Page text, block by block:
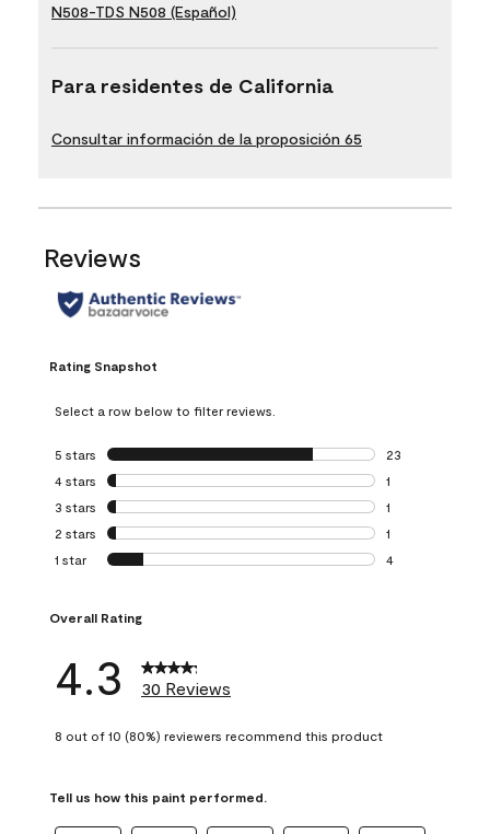
N508-TDS N508 (Español)
Para residentes de California
Consultar información de la proposición 65
Reviews
Rating Snapshot
Select a row below to filter reviews.
5 stars stars
23
23 reviews with
4 stars stars
1
1 review with 4
3 stars stars
1
1 review with 3
2 stars stars
1
1 review with 2
1 star stars
4
Overall Rating
4.3 30 Reviews
8 out of 10 (80%) reviewers recommend this product
Tell us how this paint performed.